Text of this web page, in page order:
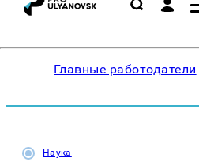
Главные работодатели
Наука